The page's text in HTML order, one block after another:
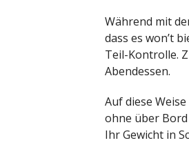
Während mit
dass es won’t
Teil-Kontrolle.
Abendessen.
Auf diese
ohne über Bord
Ihr Gewicht in